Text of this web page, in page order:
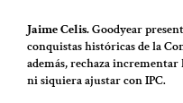
Jaime Celis.Goodyear
conquistas históricas de la
además, rechaza
ni siquiera ajustar con IPC.